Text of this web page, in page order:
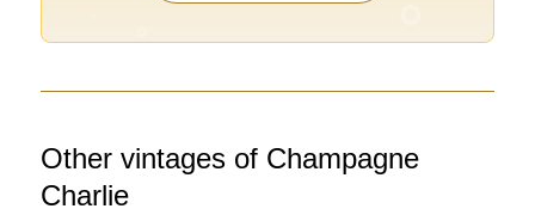
Other vintages of Champagne
Charlie